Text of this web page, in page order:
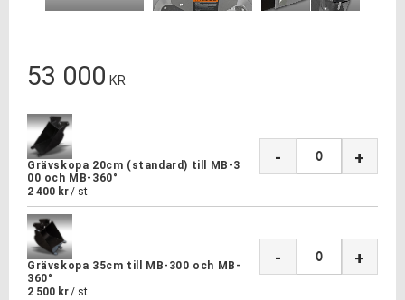
53 000 KR
Grävskopa 20cm (standard) till MB-3
00 och MB-360°​
2 400 kr/ st
+
-
Grävskopa 35cm till MB-300 och MB-
360°​​
2 500 kr/ st
+
-